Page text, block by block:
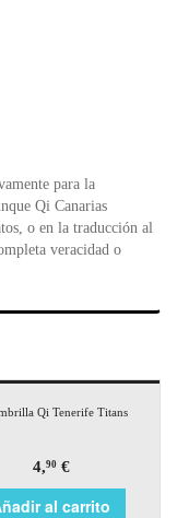
para la
Qi Canarias
o en la traducción al
veracidad o
Qi Tenerife Titans
4,90€
al carrito